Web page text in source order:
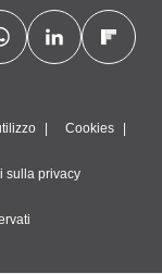
Cookies
sulla privacy